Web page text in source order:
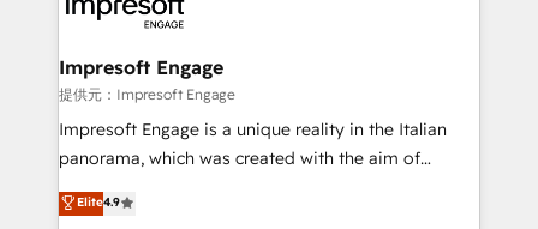
you grow faster, smarter, and with impact.
and—most importantly—simple. That’s why we lean
into bold ideas and shape them into thoughtful
products and strategies that actually make a
difference.
Impresoft Engage
提供元：Impresoft Engage
Impresoft Engage is a unique reality in the Italian
panorama, which was created with the aim of
putting Customer Experience at the center by
creating digital environments capable of integrating
Elite4.9